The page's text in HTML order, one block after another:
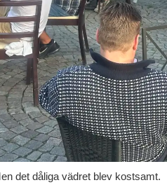
det dåliga vädret blev kostsamt.